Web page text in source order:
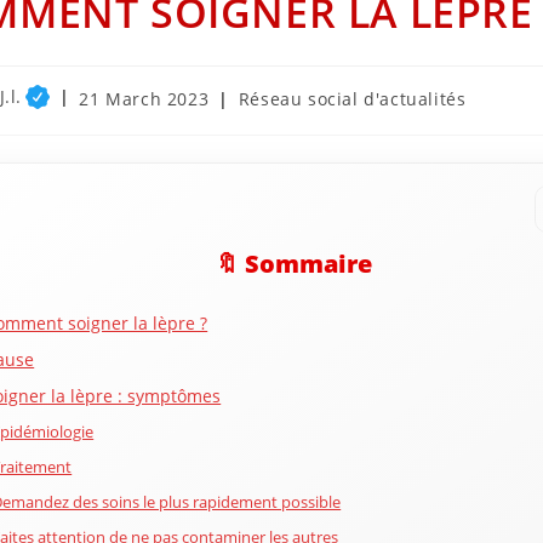
SOIGNER LA LÈPRE
Post
21 March 2023
Post
Réseau social d'actualités
🔖 Sommaire
soigner la lèpre ?
la lèpre : symptômes
des soins le plus rapidement possible
attention de ne pas contaminer les autres